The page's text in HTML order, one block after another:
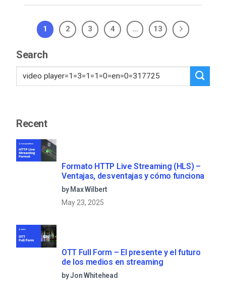
1 2 3 4 … 13
Search
Recent
Formato HTTP Live Streaming (HLS) –
Ventajas, desventajas y cómo funciona
by Max Wilbert
May 23, 2025
OTT Full Form – El presente y el futuro
de los medios en streaming
by Jon Whitehead